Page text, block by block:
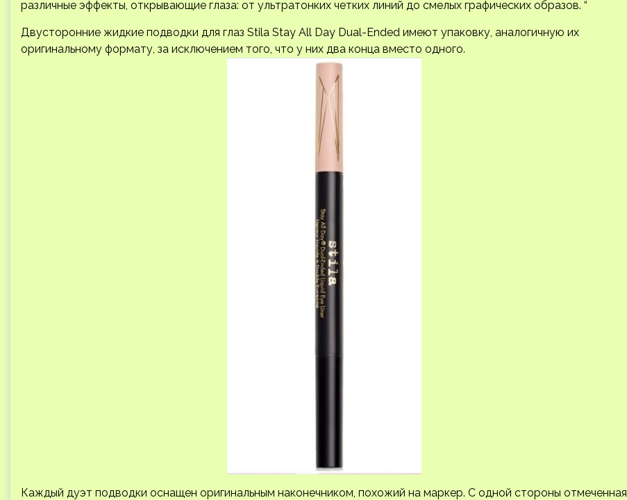
различные эффекты, открывающие глаза: от ультратонких четких линий до смелых графических образов. “
Двусторонние жидкие подводки для глаз Stila Stay All Day Dual-Ended имеют упаковку, аналогичную их
оригинальному формату, за исключением того, что у них два конца вместо одного.
Каждый дуэт подводки оснащен оригинальным наконечником, похожий на маркер. С одной стороны отмеченная